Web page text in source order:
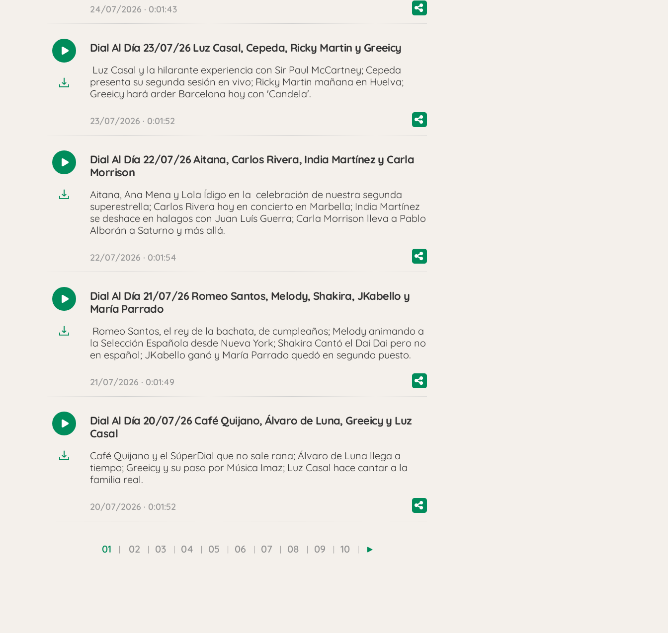
24/07/2026 · 0:01:43
Reproducir
Dial Al Día 23/07/26 Luz Casal, Cepeda, Ricky Martin y Greeicy
Luz Casal y la hilarante experiencia con Sir Paul McCartney; Cepeda
presenta su segunda sesión en vivo; Ricky Martin mañana en Huelva;
Greeicy hará arder Barcelona hoy con 'Candela'.
23/07/2026 · 0:01:52
Reproducir
Dial Al Día 22/07/26 Aitana, Carlos Rivera, India Martínez y Carla
Morrison
Aitana, Ana Mena y Lola Ídigo en la celebración de nuestra segunda
superestrella; Carlos Rivera hoy en concierto en Marbella; India Martínez
se deshace en halagos con Juan Luís Guerra; Carla Morrison lleva a Pablo
Alborán a Saturno y más allá.
22/07/2026 · 0:01:54
Reproducir
Dial Al Día 21/07/26 Romeo Santos, Melody, Shakira, JKabello y
María Parrado
Romeo Santos, el rey de la bachata, de cumpleaños; Melody animando a
la Selección Española desde Nueva York; Shakira Cantó el Dai Dai pero no
en español; JKabello ganó y María Parrado quedó en segundo puesto.
21/07/2026 · 0:01:49
Reproducir
Dial Al Día 20/07/26 Café Quijano, Álvaro de Luna, Greeicy y Luz
Casal
Café Quijano y el SúperDial que no sale rana; Álvaro de Luna llega a
tiempo; Greeicy y su paso por Música Imaz; Luz Casal hace cantar a la
familia real.
20/07/2026 · 0:01:52
01 02 03 04 05 06 07 08 09 10